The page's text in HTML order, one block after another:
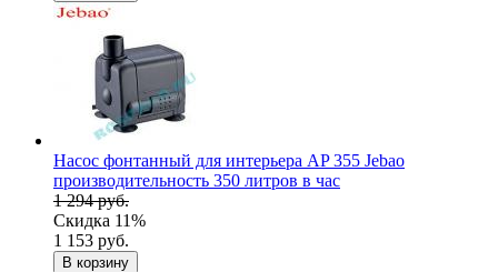
Насос фонтанный для интерьера AP 355 Jebao
производительность 350 литров в час
1 294 руб.
Скидка 11%
1 153 руб.
В корзину